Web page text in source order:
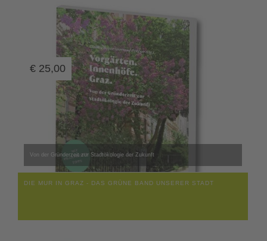
Von der Gründerzeit zur Stadtökologie der Zukunft
€ 25,00
DIE MUR IN GRAZ - DAS GRÜNE BAND UNSERER STADT